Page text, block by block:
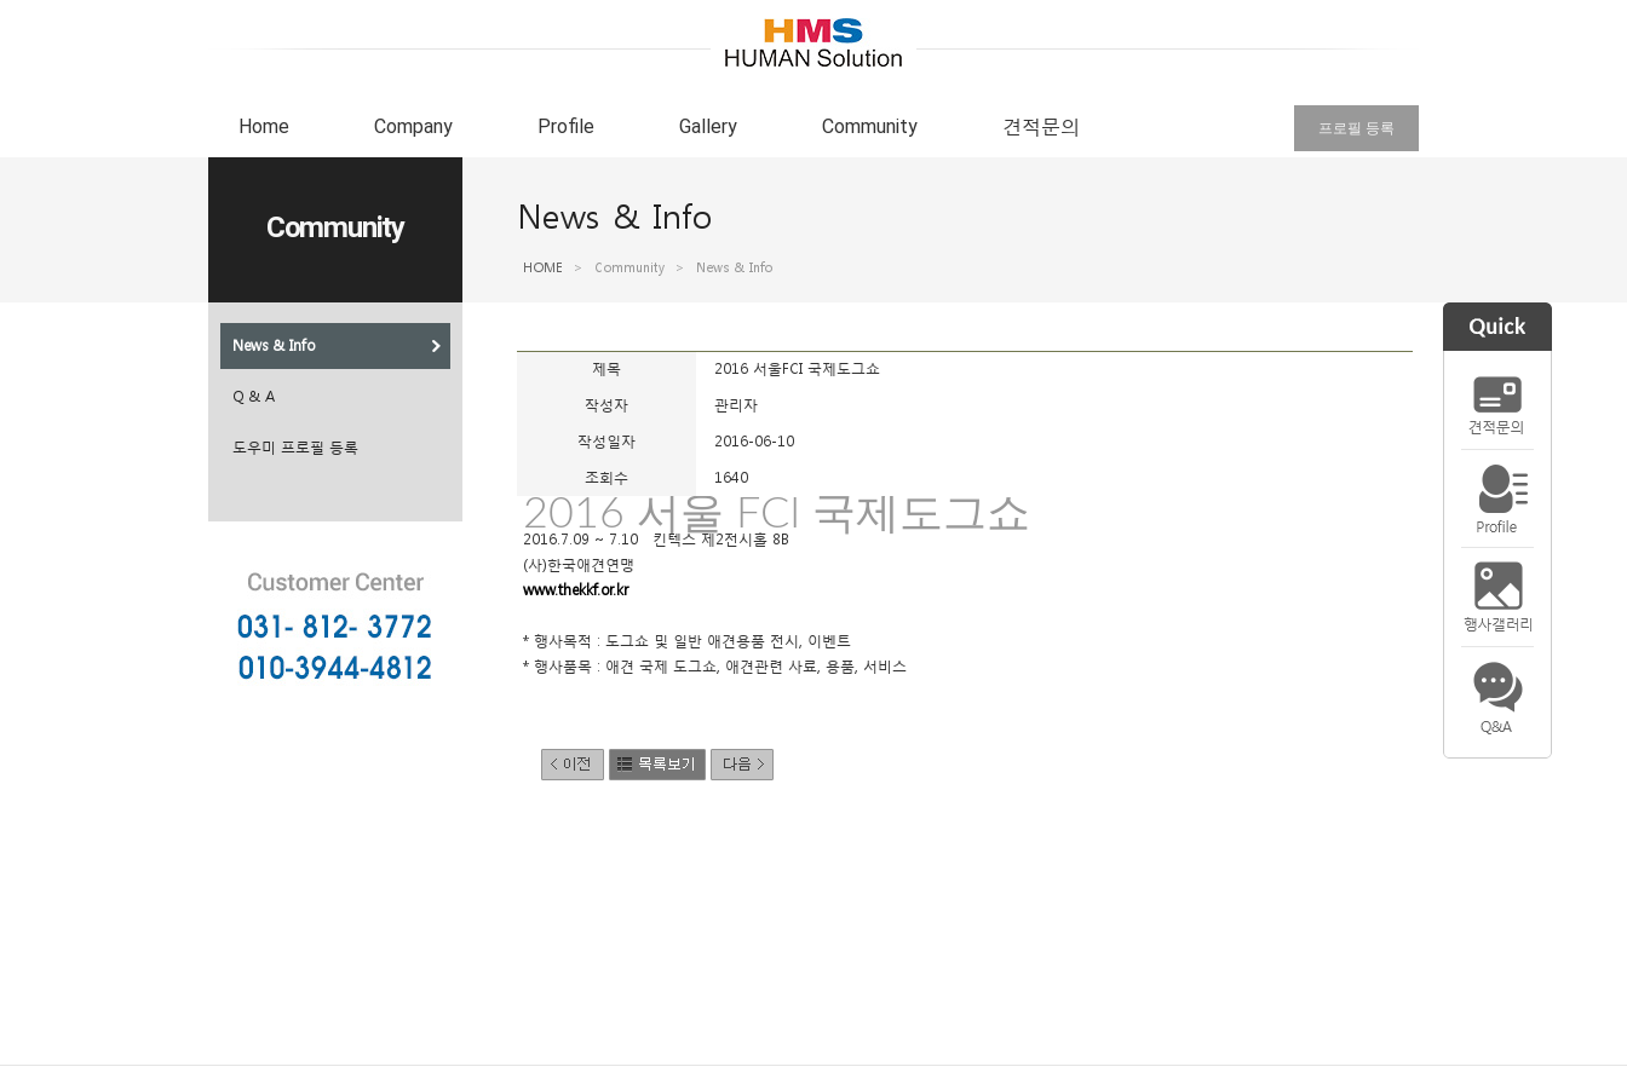
Home Company Profile Gallery Community 견적문의 프로필 등록
Community
News & Info
Q & A
도우미 프로필 등록
News & Info
HOME > Community > News & Info
제목 2016 서울FCI 국제도그쇼
작성자 관리자
작성일자 2016-06-10
조회수 1640
2016 서울 FCI 국제도그쇼
2016.7.09 ~ 7.10 킨텍스 제2전시홀 8B
(사)한국애견연맹
www.thekkf.or.kr
* 행사목적 : 도그쇼 및 일반 애견용품 전시, 이벤트
* 행사품목 : 애견 국제 도그쇼, 애견관련 사료, 용품, 서비스